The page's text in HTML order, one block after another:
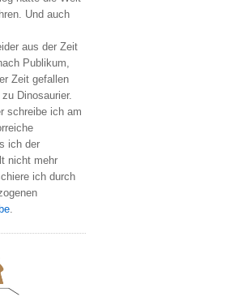
Und auch
aus der Zeit
Publikum,
Zeit gefallen
Dinosaurier.
schreibe ich am
ich der
nicht mehr
ich durch
.